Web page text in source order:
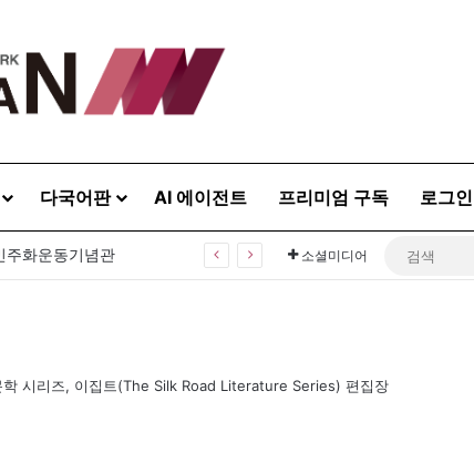
다국어판 AI 에이전트 프리미엄 구독 로그인
화운동기념관 소셜미디어
시리즈, 이집트(The Silk Road Literature Series) 편집장